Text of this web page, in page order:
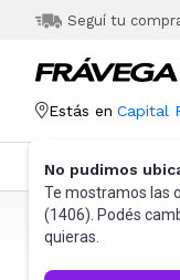
Seguí tu
Estás en Capital
No pudimos
Te mostramos las
(1406). Podés
quieras.
Categorías
Frávega